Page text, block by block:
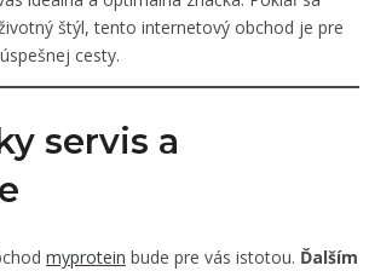
štýl, tento internetový obchod je pre
cesty.
servis a
myprotein bude pre vás istotou. Ďalším